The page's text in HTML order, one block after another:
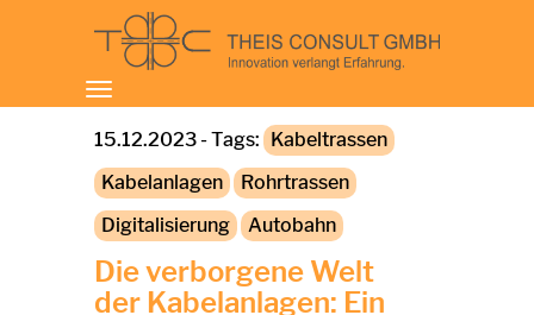
Toggle
navigation
15.12.2023 - Tags: Kabeltrassen
Kabelanlagen
Rohrtrassen
Digitalisierung
Autobahn
Die verborgene Welt
der Kabelanlagen: Ein